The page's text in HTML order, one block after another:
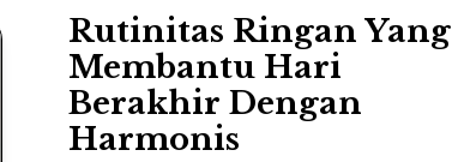
Rutinitas Ringan Yang
Membantu Hari
Berakhir Dengan
Harmonis